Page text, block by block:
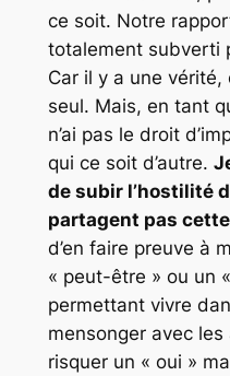
ce soit. Notre
totalement subverti
Car il y a une vérité,
seul. Mais, en tant
n’ai pas le droit
qui ce soit d’autre.
de subir l’hostilité
partagent pas
d’en faire preuve à
« peut-être » ou un
permettant vivre
mensonger avec
risquer un « oui »